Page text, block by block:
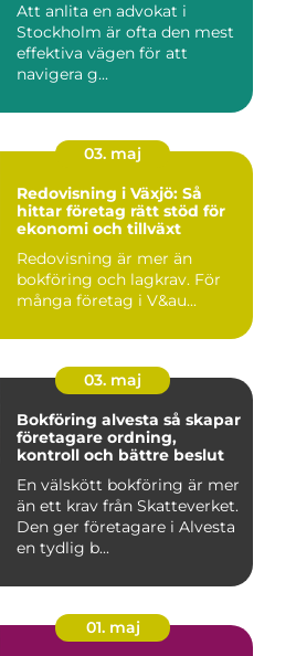
Att anlita en advokat i
Stockholm är ofta den mest
effektiva vägen för att
navigera g...
03. maj
Redovisning i Växjö: Så
hittar företag rätt stöd för
ekonomi och tillväxt
Redovisning är mer än
bokföring och lagkrav. För
många företag i V&au...
03. maj
Bokföring alvesta så skapar
företagare ordning,
kontroll och bättre beslut
En välskött bokföring är mer
än ett krav från Skatteverket.
Den ger företagare i Alvesta
en tydlig b...
01. maj